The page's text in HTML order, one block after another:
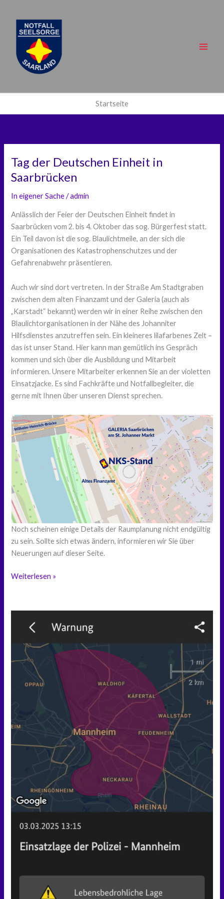
springen
Startseite
Tag der Deutschen Einheit in
Saarbrücken
In eigener Sache/admin
Anlässlich der Feier der Deutschen Einheit findet in
Saarbrücken vom 2. bis 4. Oktober das sog. Bürgerfest statt.
Ein Teil davon ist die sog. Blaulichtmeile, an der sich die
Organisationen des Katastrophenschutzes und der
Gefahrenabwehr präsentieren.
Auch wir sind dort vertreten. In der Straße Am Stadtgraben
zwischen dem alten Finanzamt und der Galeria (auch als
„Karstadt“ bekannt) werden wir in einer Reihe zwischen den
Blaulichtorganisationen in der Nähe des Johanniter
Hilfsdienstes anzutreffen sein. Ein kleineres lilafarbenes Zelt –
das ist unser Stand. Hier kann man gemütlich ins Gespräch
kommen und sich über die Ausbildung und Mitarbeit
informieren. Unsere Mitarbeiter erkennen Sie an der violetten
Einsatzjacke. Es sind Fachkräfte und Notfallbegleiter, die
gerne mit Ihnen über unseren Dienst sprechen.
Noch scheinen einige Details der Raumplanung nicht endgültig
zu sein. Sollte sich etwas ändern, informieren wir Sie über
Neuerungen auf dieser Seite.
Tag
Einheit
Saarbrücken
Weiterlesen »